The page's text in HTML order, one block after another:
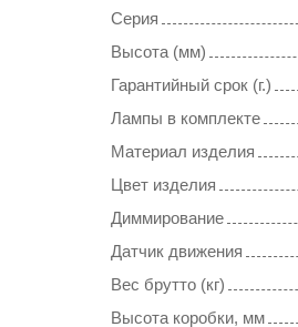
Серия
Высота (мм)
Гарантийный срок (г.)
Лампы в комплекте
Материал изделия
Цвет изделия
Диммирование
Датчик движения
Вес брутто (кг)
Высота коробки, мм